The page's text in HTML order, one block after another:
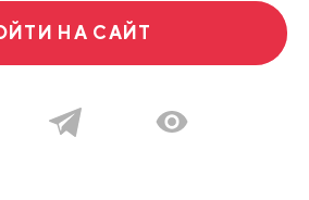
НА САЙТ